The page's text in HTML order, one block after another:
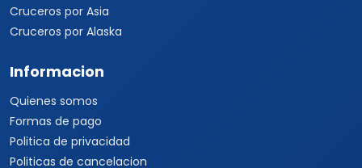
Cruceros por Asia
Cruceros por Alaska
Informacion
Quienes somos
Formas de pago
Politica de privacidad
Politicas de cancelacion